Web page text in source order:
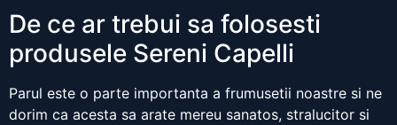
De ce ar trebui sa folosesti
produsele Sereni Capelli
Parul este o parte importanta a frumusetii noastre si ne
dorim ca acesta sa arate mereu sanatos, stralucitor si